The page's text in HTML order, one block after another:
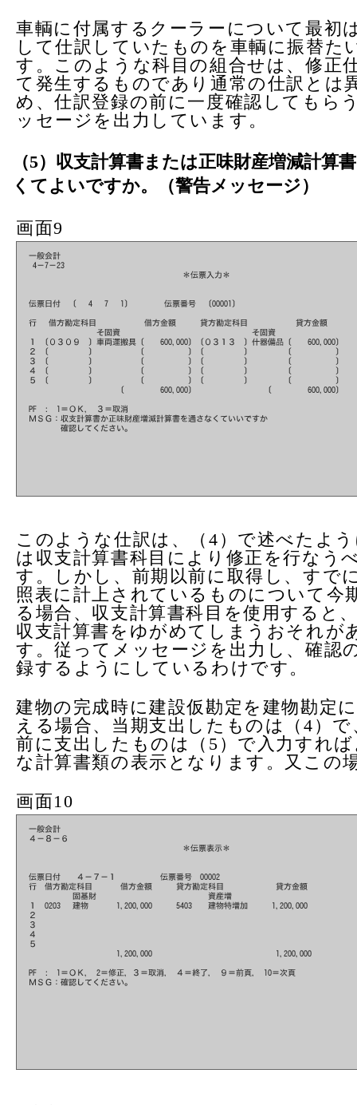
車輌に付属するクーラーについて最初
して仕訳していたものを車輌に振替た
す。このような科目の組合せは、修正
て発生するものであり通常の仕訳とは
め、仕訳登録の前に一度確認してもら
ッセージを出力しています。
（5）収支計算書または正味財産増減計算
くてよいですか。（警告メッセージ）
画面9
このような仕訳は、（4）で述べたよ
は収支計算書科目により修正を行なう
す。しかし、前期以前に取得し、すで
照表に計上されているものについて今
る場合、収支計算書科目を使用すると
収支計算書をゆがめてしまうおそれが
す。従ってメッセージを出力し、確認
録するようにしているわけです。
建物の完成時に建設仮勘定を建物勘定
える場合、当期支出したものは（4）で
前に支出したものは（5）で入力すれ
な計算書類の表示となります。又この
画面10